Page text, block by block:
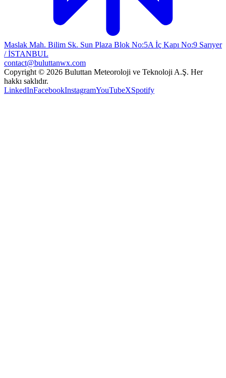
Maslak Mah. Bilim Sk. Sun Plaza Blok No:5A İç Kapı No:9 Sarıyer
/ İSTANBUL
contact@buluttanwx.com
Copyright © 2026 Buluttan Meteoroloji ve Teknoloji A.Ş. Her
hakkı saklıdır.
LinkedInFacebookInstagramYouTubeXSpotify